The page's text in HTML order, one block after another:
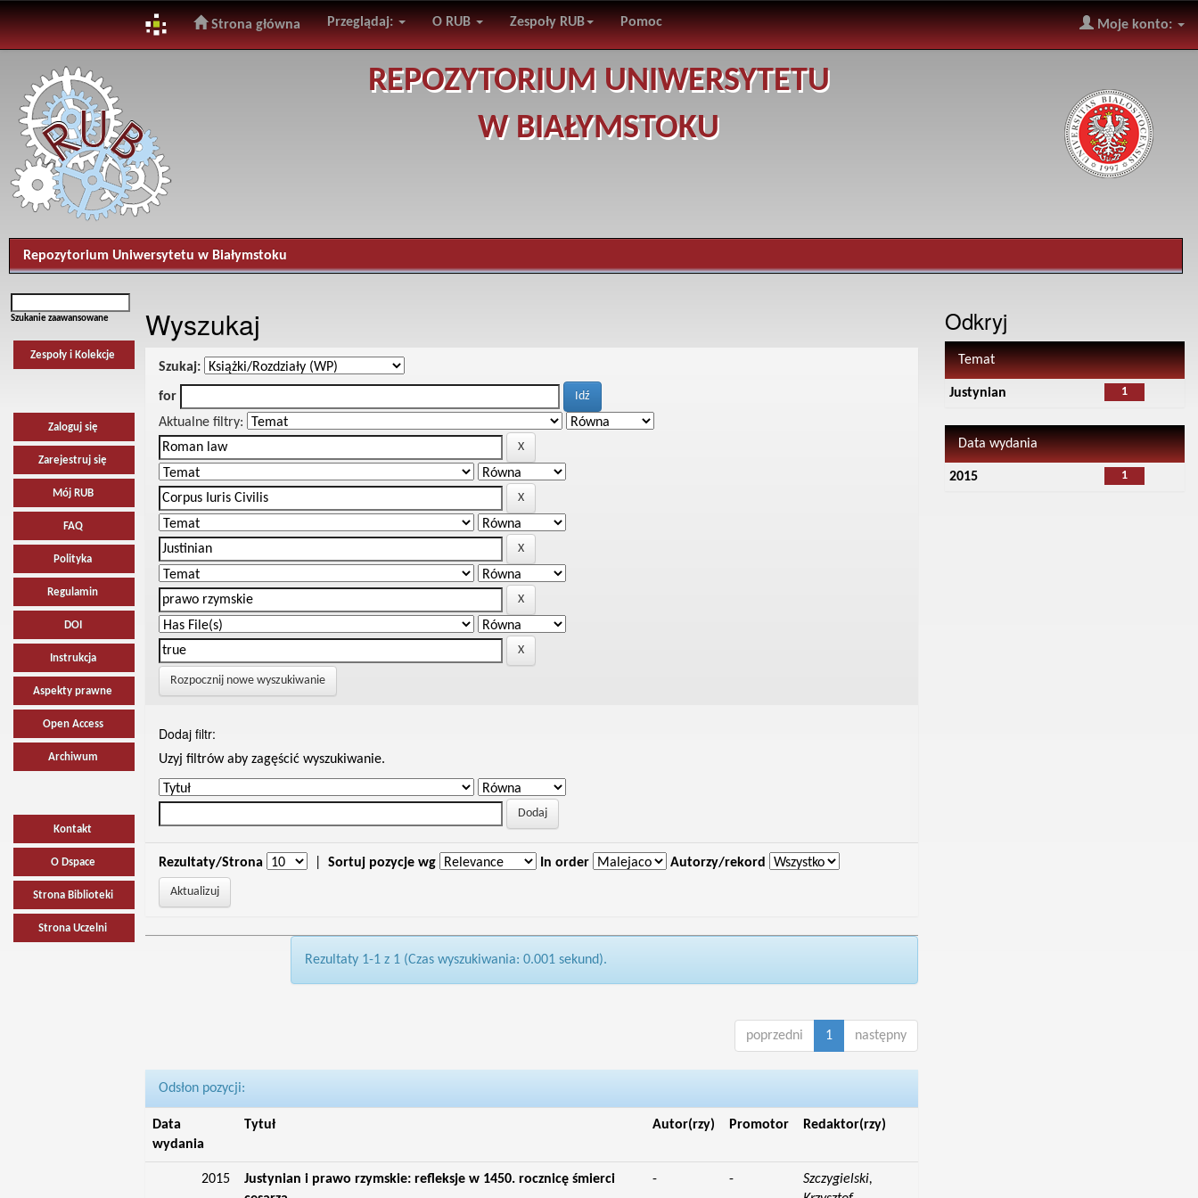
navigation
Strona główna Przeglądaj: O RUB Zespoły RUB Pomoc Moje konto:
REPOZYTORIUM UNIWERSYTETU
W BIAŁYMSTOKU
Repozytorium Uniwersytetu w Białymstoku
Szukanie zaawansowane
Zespoły i Kolekcje
Zaloguj się
Zarejestruj się
Mój RUB
FAQ
Polityka
Regulamin
DOI
Instrukcja
Aspekty prawne
Open Access
Archiwum
Kontakt
O Dspace
Strona Biblioteki
Strona Uczelni
Wyszukaj
Szukaj:
for
Aktualne filtry:
Rozpocznij nowe wyszukiwanie
Dodaj filtr:
Uzyj filtrów aby zagęścić wyszukiwanie.
Rezultaty/Strona Sortuj pozycje wg In order Autorzy/rekord
Rezultaty 1-1 z 1 (Czas wyszukiwania: 0.001 sekund).
poprzedni 1 następny
Odsłon pozycji:
Data
wydania
Tytuł Autor(rzy) Promotor Redaktor(rzy)
2015
Justynian i prawo rzymskie: refleksje w 1450. rocznicę śmierci
- -
Szczygielski,
Odkryj
Temat
1
Justynian
Data wydania
1
2015